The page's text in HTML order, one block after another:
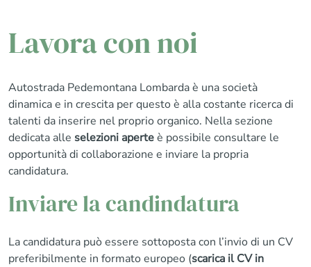
Lavora con noi
Autostrada Pedemontana Lombarda è una società
dinamica e in crescita per questo è alla costante ricerca di
talenti da inserire nel proprio organico. Nella sezione
dedicata alle selezioni aperteè possibile consultare le
opportunità di collaborazione e inviare la propria
candidatura.
Inviare la candindatura
La candidatura può essere sottoposta con l’invio di un CV
preferibilmente in formato europeo (scarica il CV in